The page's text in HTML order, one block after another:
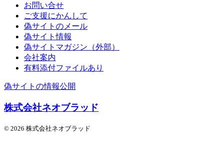
お問い合せ
ご支援にかんして
偽サイトのメール
偽サイト情報
偽サイトマガジン（外部）
会社案内
有料添付ファイルあり
偽サイトの情報公開
株式会社ネオブラッド
© 2026 株式会社ネオブラッド